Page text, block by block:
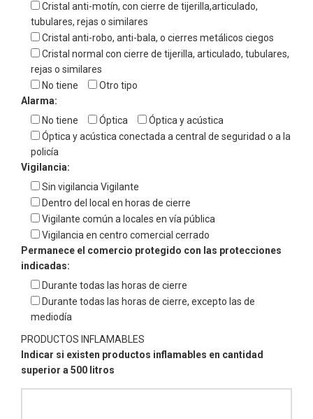
Cristal anti-motín, con cierre de tijerilla,articulado,
tubulares, rejas o similares
Cristal anti-robo, anti-bala, o cierres metálicos ciegos
Cristal normal con cierre de tijerilla, articulado, tubulares,
rejas o similares
No tiene
Otro tipo
Alarma:
No tiene
Óptica
Óptica y acústica
Óptica y acústica conectada a central de seguridad o a la
policía
Vigilancia:
Sin vigilancia Vigilante
Dentro del local en horas de cierre
Vigilante común a locales en vía pública
Vigilancia en centro comercial cerrado
Permanece el comercio protegido con las protecciones
indicadas:
Durante todas las horas de cierre
Durante todas las horas de cierre, excepto las de
mediodía
PRODUCTOS INFLAMABLES
Indicar si existen productos inflamables en cantidad
superior a 500 litros